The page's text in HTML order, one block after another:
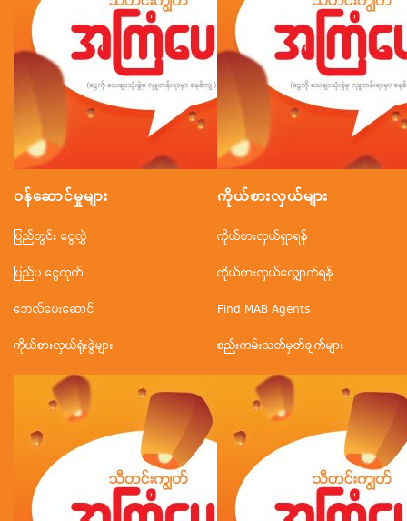
ဝန်ဆောင်မှုများ
ပြည်တွင်း ငွေလွှဲ
ပြည်ပ ငွေထုတ်
ဘေလ်ပေးဆောင်
ကိုယ်စားလှယ်ရုံးခွဲများ
ကိုယ်စားလှယ်များ
ကိုယ်စားလှယ်ရှာရန်
ကိုယ်စားလှယ်လျှောက်ရန်
Find MAB Agents
စည်းကမ်းသတ်မှတ်ချက်များ